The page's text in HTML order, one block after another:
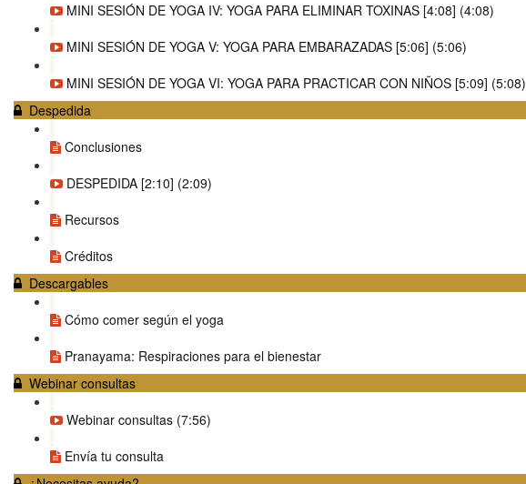
MINI SESIÓN DE YOGA IV: YOGA PARA ELIMINAR TOXINAS [4:08] (4:08)
MINI SESIÓN DE YOGA V: YOGA PARA EMBARAZADAS [5:06] (5:06)
MINI SESIÓN DE YOGA VI: YOGA PARA PRACTICAR CON NIÑOS [5:09] (5:08)
Despedida
Conclusiones
DESPEDIDA [2:10] (2:09)
Recursos
Créditos
Descargables
Cómo comer según el yoga
Pranayama: Respiraciones para el bienestar
Webinar consultas
Webinar consultas (7:56)
Envía tu consulta